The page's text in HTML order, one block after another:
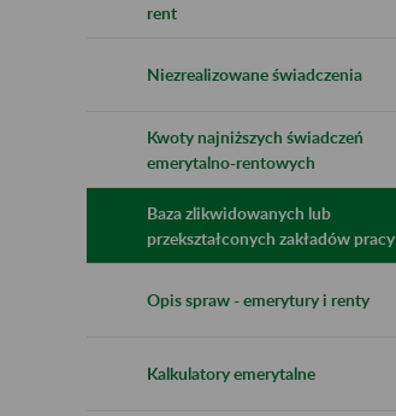
rent
Niezrealizowane świadczenia
Kwoty najniższych świadczeń
emerytalno-rentowych
Baza zlikwidowanych lub
przekształconych zakładów pracy
Opis spraw - emerytury i renty
Kalkulatory emerytalne